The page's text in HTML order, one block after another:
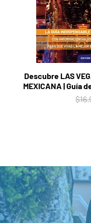
Descubre LAS
MEXICANA | Guía